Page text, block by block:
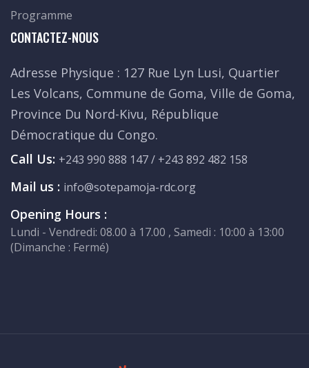
Programme
CONTACTEZ-NOUS
Adresse Physique : 127 Rue Lyn Lusi, Quartier
Les Volcans, Commune de Goma, Ville de Goma,
Province Du Nord-Kivu, République
Démocratique du Congo.
Call Us: +243 990 888 147 / +243 892 482 158
Mail us : info@sotepamoja-rdc.org
Opening Hours :
Lundi - Vendredi: 08.00 à 17.00 , Samedi : 10:00 à 13:00
(Dimanche : Fermé)